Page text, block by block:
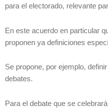
para el electorado, relevante
En este acuerdo en particular
proponen ya definiciones
Se propone, por ejemplo,
debates.
Para el debate que se